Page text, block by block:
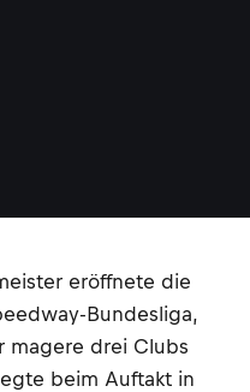
eröffnete die
Bundesliga,
magere drei Clubs
beim Auftakt in